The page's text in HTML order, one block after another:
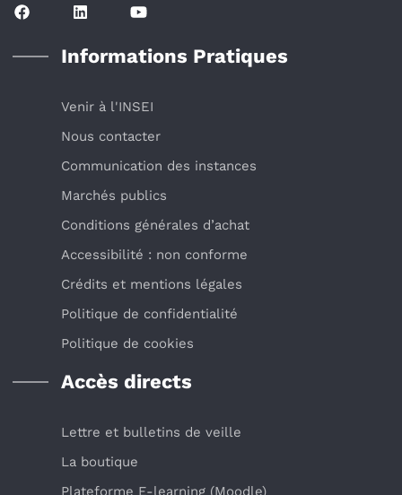
Informations Pratiques
Venir à l'INSEI
Nous contacter
Communication des instances
Marchés publics
Conditions générales d’achat
Accessibilité : non conforme
Crédits et mentions légales
Politique de confidentialité
Politique de cookies
Accès directs
Lettre et bulletins de veille
La boutique
Plateforme E-learning (Moodle)